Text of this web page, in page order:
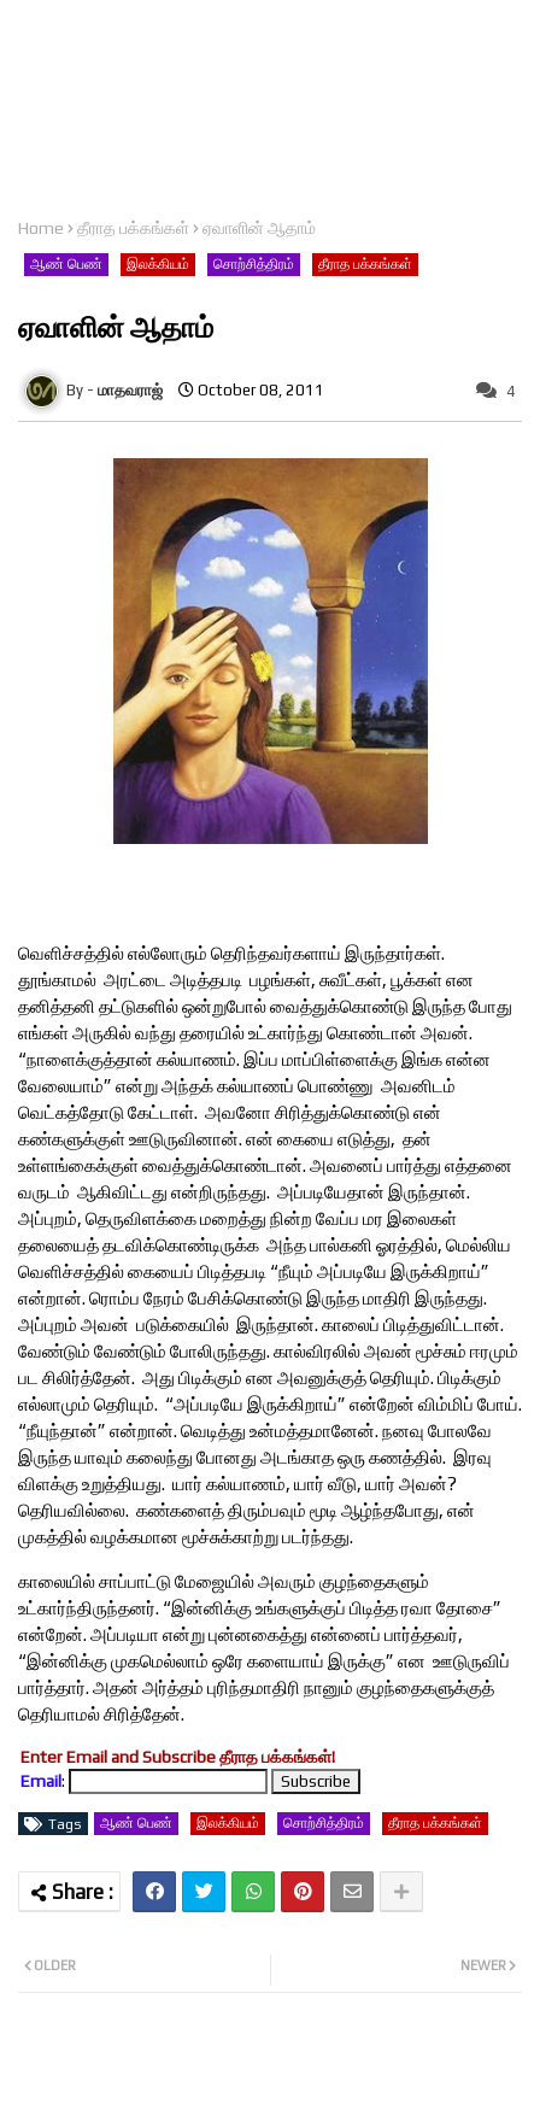
Home தீராத பக்கங்கள் ஏவாளின் ஆதாம்
ஆண் பெண் இலக்கியம் சொற்சித்திரம் தீராத பக்கங்கள்
ஏவாளின் ஆதாம்
மாதவராஜ் October 08, 2011 4
வெளிச்சத்தில் எல்லோரும் தெரிந்தவர்களாய் இருந்தார்கள்.
தூங்காமல் அரட்டை அடித்தபடி பழங்கள், சுவீட்கள், பூக்கள் என
தனித்தனி தட்டுகளில் ஒன்றுபோல் வைத்துக்கொண்டு இருந்த போது
எங்கள் அருகில் வந்து தரையில் உட்கார்ந்து கொண்டான் அவன்.
“நாளைக்குத்தான் கல்யாணம். இப்ப மாப்பிள்ளைக்கு இங்க என்ன
வேலையாம்” என்று அந்தக் கல்யாணப் பொண்ணு அவனிடம்
வெட்கத்தோடு கேட்டாள். அவனோ சிரித்துக்கொண்டு என்
கண்களுக்குள் ஊடுருவினான். என் கையை எடுத்து, தன்
உள்ளங்கைக்குள் வைத்துக்கொண்டான். அவனைப் பார்த்து எத்தனை
வருடம் ஆகிவிட்டது என்றிருந்தது. அப்படியேதான் இருந்தான்.
அப்புறம், தெருவிளக்கை மறைத்து நின்ற வேப்ப மர இலைகள்
தலையைத் தடவிக்கொண்டிருக்க அந்த பால்கனி ஓரத்தில், மெல்லிய
வெளிச்சத்தில் கையைப் பிடித்தபடி “நீயும் அப்படியே இருக்கிறாய்”
என்றான். ரொம்ப நேரம் பேசிக்கொண்டு இருந்த மாதிரி இருந்தது.
அப்புறம் அவன் படுக்கையில் இருந்தான். காலைப் பிடித்துவிட்டான்.
வேண்டும் வேண்டும் போலிருந்தது. கால்விரலில் அவன் மூச்சும் ஈரமும்
பட சிலிர்த்தேன். அது பிடிக்கும் என அவனுக்குத் தெரியும். பிடிக்கும்
எல்லாமும் தெரியும். “அப்படியே இருக்கிறாய்” என்றேன் விம்மிப் போய்.
“நீயுந்தான்” என்றான். வெடித்து உன்மத்தமானேன். நனவு போலவே
இருந்த யாவும் கலைந்து போனது அடங்காத ஒரு கணத்தில். இரவு
விளக்கு உறுத்தியது. யார் கல்யாணம், யார் வீடு, யார் அவன்?
தெரியவில்லை. கண்களைத் திரும்பவும் மூடி ஆழ்ந்தபோது, என்
முகத்தில் வழக்கமான மூச்சுக்காற்று படர்ந்தது.
காலையில் சாப்பாட்டு மேஜையில் அவரும் குழந்தைகளும்
உட்கார்ந்திருந்தனர். “இன்னிக்கு உங்களுக்குப் பிடித்த ரவா தோசை”
என்றேன். அப்படியா என்று புன்னகைத்து என்னைப் பார்த்தவர்,
“இன்னிக்கு முகமெல்லாம் ஒரே களையாய் இருக்கு” என ஊடுருவிப்
பார்த்தார். அதன் அர்த்தம் புரிந்தமாதிரி நானும் குழந்தைகளுக்குத்
தெரியாமல் சிரித்தேன்.
Enter Email and Subscribe தீராத பக்கங்கள்!
Email:
Tags ஆண் பெண் இலக்கியம் சொற்சித்திரம் தீராத பக்கங்கள்
NEWER
OLDER